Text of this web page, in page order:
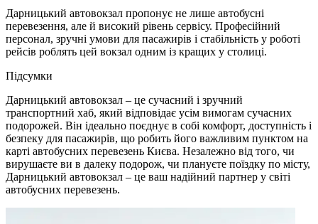
Дарницький автовокзал пропонує не лише автобусні
перевезення, але й високий рівень сервісу. Професійний
персонал, зручні умови для пасажирів і стабільність у роботі
рейсів роблять цей вокзал одним із кращих у столиці.
Підсумки
Дарницький автовокзал – це сучасний і зручний
транспортний хаб, який відповідає усім вимогам сучасних
подорожей. Він ідеально поєднує в собі комфорт, доступність і
безпеку для пасажирів, що робить його важливим пунктом на
карті автобусних перевезень Києва. Незалежно від того, чи
вирушаєте ви в далеку подорож, чи плануєте поїздку по місту,
Дарницький автовокзал – це ваш надійний партнер у світі
автобусних перевезень.